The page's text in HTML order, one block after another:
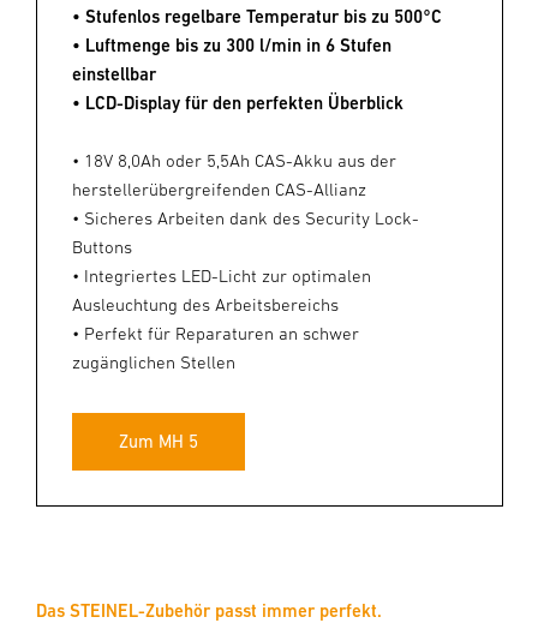
• Stufenlos regelbare Temperatur bis zu 500°C
• Luftmenge bis zu 300 l/min in 6 Stufen
einstellbar
• LCD-Display für den perfekten Überblick
• 18V 8,0Ah oder 5,5Ah CAS-Akku aus der
herstellerübergreifenden CAS-Allianz
• Sicheres Arbeiten dank des Security Lock-
Buttons
• Integriertes LED-Licht zur optimalen
Ausleuchtung des Arbeitsbereichs
• Perfekt für Reparaturen an schwer
zugänglichen Stellen
Zum MH 5
Das STEINEL-Zubehör passt immer perfekt.